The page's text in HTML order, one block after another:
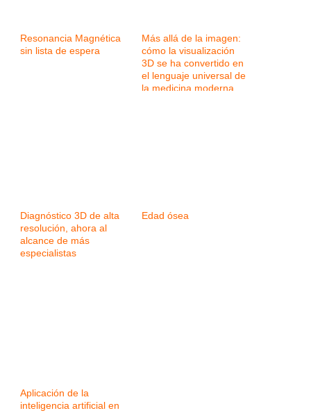
Resonancia Magnética
sin lista de espera
Más allá de la imagen:
cómo la visualización
3D se ha convertido en
el lenguaje universal de
la medicina moderna
Diagnóstico 3D de alta
resolución, ahora al
alcance de más
especialistas
Edad ósea
Aplicación de la
inteligencia artificial en